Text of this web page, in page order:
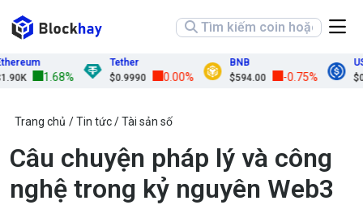
1.68%
Tether
$0.9990
0.00%
BNB
$594.00
-0.75%
Trang chủ Tin tức Tài sản số
Câu chuyện pháp lý và công
nghệ trong kỷ nguyên Web3